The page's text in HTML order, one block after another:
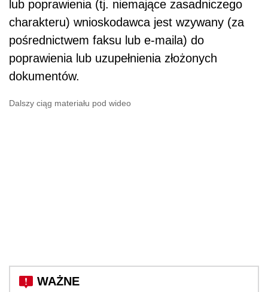
lub poprawienia (tj. niemające zasadniczego
charakteru) wnioskodawca jest wzywany (za
pośrednictwem faksu lub e-maila) do
poprawienia lub uzupełnienia złożonych
dokumentów.
Dalszy ciąg materiału pod wideo